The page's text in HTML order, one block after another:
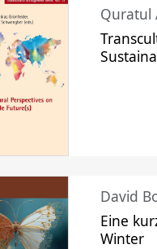
Quratul
David
Eine
Winter